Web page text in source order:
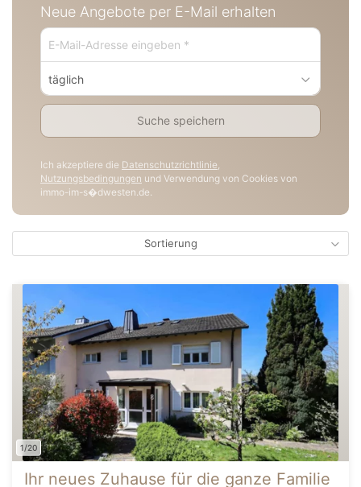
Neue Angebote per E-Mail erhalten
täglich
Suche speichern
Ich akzeptiere die Datenschutzrichtlinie,
Nutzungsbedingungen und Verwendung von Cookies von
immo-im-s�dwesten.de.
Sortierung
1/20
Ihr neues Zuhause für die ganze Familie